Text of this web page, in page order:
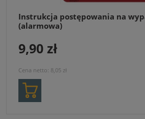
Instrukcja postępowania na
(alarmowa)
9,90 zł
Cena netto: 8,05 zł